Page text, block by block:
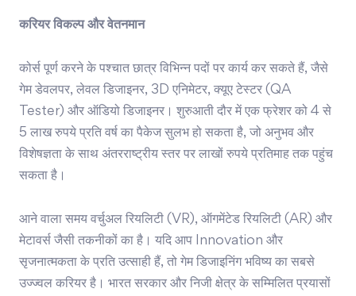
करियर विकल्प और वेतनमान
कोर्स पूर्ण करने के पश्चात छात्र विभिन्न पदों पर कार्य कर सकते हैं, जैसे
गेम डेवलपर, लेवल डिजाइनर, 3D एनिमेटर, क्यूए टेस्टर (QA
Tester) और ऑडियो डिजाइनर। शुरुआती दौर में एक फ्रेशर को 4 से
5 लाख रुपये प्रति वर्ष का पैकेज सुलभ हो सकता है, जो अनुभव और
विशेषज्ञता के साथ अंतरराष्ट्रीय स्तर पर लाखों रुपये प्रतिमाह तक पहुंच
सकता है।
आने वाला समय वर्चुअल रियलिटी (VR), ऑगमेंटेड रियलिटी (AR) और
मेटावर्स जैसी तकनीकों का है। यदि आप Innovation और
सृजनात्मकता के प्रति उत्साही हैं, तो गेम डिजाइनिंग भविष्य का सबसे
उज्ज्वल करियर है। भारत सरकार और निजी क्षेत्र के सम्मिलित प्रयासों